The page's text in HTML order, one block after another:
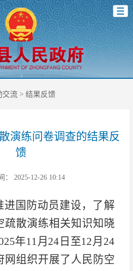
交流> 结果反馈
演练问卷调查的结果反
馈
： 2025-12-26 10:14
进国防动员建设，了解
疏散演练相关知识知晓
年11月24日至12月24
网组织开展了人民防空